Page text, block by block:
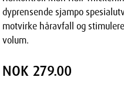
dyprensende sjampo
motvirke håravfall og
volum.
NOK 279.00